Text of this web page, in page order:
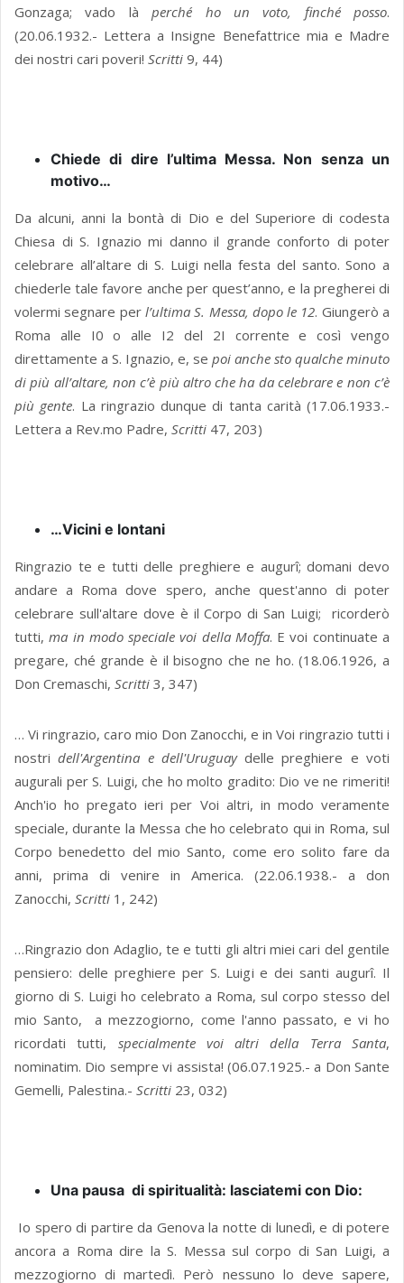
Gonzaga; vado làperché ho un voto, finché posso.
(20.06.1932.- Lettera a Insigne Benefattrice mia e Madre
dei nostri cari poveri! Scritti 9, 44)
Chiede di dire l’ultima Messa. Non senza un
motivo…
Da alcuni, anni la bontà di Dio e del Superiore di codesta
Chiesa di S. Ignazio mi danno il grande conforto di poter
celebrare all’altare di S. Luigi nella festa del santo. Sono a
chiederle tale favore anche per quest’anno, e la pregherei di
volermi segnare per l’ultima S. Messa, dopo le 12. Giungerò a
Roma alle I0 o alle I2 del 2I corrente e così vengo
direttamente a S. Ignazio, e, se poi anche sto qualche minuto
di più all’altare, non c’è più altro che ha da celebrare e non c’è
più gente. La ringrazio dunque di tanta carità (17.06.1933.-
Lettera a Rev.mo Padre, Scritti 47, 203)
…Vicini e lontani
Ringrazio te e tutti delle preghiere e augurî; domani devo
andare a Roma dove spero, anche quest'anno di poter
celebrare sull'altare dove è il Corpo di San Luigi; ricorderò
tutti,ma in modo speciale voi della Moffa. E voi continuate a
pregare, ché grande è il bisogno che ne ho. (18.06.1926, a
Don Cremaschi, Scritti 3, 347)
… Vi ringrazio, caro mio Don Zanocchi, e in Voi ringrazio tutti i
nostridell'Argentina e dell'Uruguaydelle preghiere e voti
augurali per S. Luigi, che ho molto gradito: Dio ve ne rimeriti!
Anch'io ho pregato ieri per Voi altri, in modo veramente
speciale, durante la Messa che ho celebrato qui in Roma, sul
Corpo benedetto del mio Santo, come ero solito fare da
anni, prima di venire in America. (22.06.1938.- a don
Zanocchi, Scritti 1, 242)
…Ringrazio don Adaglio, te e tutti gli altri miei cari del gentile
pensiero: delle preghiere per S. Luigi e dei santi augurî. Il
giorno di S. Luigi ho celebrato a Roma, sul corpo stesso del
mio Santo, a mezzogiorno, come l'anno passato, e vi ho
ricordati tutti, specialmente voi altri della Terra Santa,
nominatim. Dio sempre vi assista! (06.07.1925.- a Don Sante
Gemelli, Palestina.- Scritti 23, 032)
Una pausa di spiritualità: lasciatemi con Dio:
Io spero di partire da Genova la notte di lunedì, e di potere
ancora a Roma dire la S. Messa sul corpo di San Luigi, a
mezzogiorno di martedì. Però nessuno lo deve sapere,